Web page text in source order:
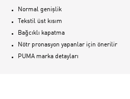
Normal genişlik
Tekstil üst kısım
Bağcıklı kapatma
Nötr pronasyon yapanlar için önerilir
PUMA marka detayları